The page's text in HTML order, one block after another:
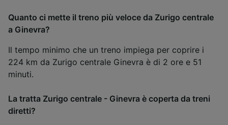
Quanto ci mette il treno più veloce da Zurigo centrale
a Ginevra?
Il tempo minimo che un treno impiega per coprire i
224 km da Zurigo centrale Ginevra è di 2 ore e 51
minuti.
La tratta Zurigo centrale - Ginevra è coperta da treni
diretti?